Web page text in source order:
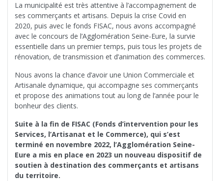
La municipalité est très attentive à l’accompagnement de
ses commerçants et artisans. Depuis la crise Covid en
2020, puis avec le fonds FISAC, nous avons accompagné
avec le concours de l’Agglomération Seine-Eure, la survie
essentielle dans un premier temps, puis tous les projets de
rénovation, de transmission et d’animation des commerces.
Nous avons la chance d’avoir une Union Commerciale et
Artisanale dynamique, qui accompagne ses commerçants
et propose des animations tout au long de l’année pour le
bonheur des clients.
Suite à la fin de FISAC (Fonds d’intervention pour les
Services, l’Artisanat et le Commerce), qui s’est
terminé en novembre 2022, l’Agglomération Seine-
Eure a mis en place en 2023 un nouveau dispositif de
soutien à destination des commerçants et artisans
du territoire.